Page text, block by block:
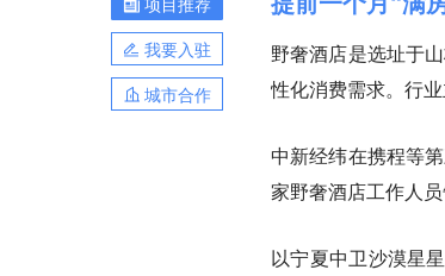
我要入驻
城市合作
野奢酒店是选址于
性化消费需求。行
中新经纬在携程等
家野奢酒店工作人
以宁夏中卫沙漠星